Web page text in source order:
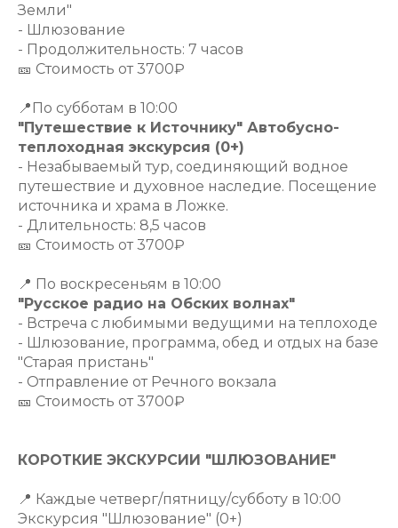
Земли"
- Шлюзование
- Продолжительность: 7 часов
🎫 Стоимость от 3700₽
📍По субботам в 10:00
"Путешествие к Источнику" Автобусно-
теплоходная экскурсия (0+)
- Незабываемый тур, соединяющий водное
путешествие и духовное наследие. Посещение
источника и храма в Ложке.
- Длительность: 8,5 часов
🎫 Стоимость от 3700₽
📍 По воскресеньям в 10:00
"Русское радио на Обских волнах"
- Встреча с любимыми ведущими на теплоходе
- Шлюзование, программа, обед и отдых на базе
"Старая пристань"
- Отправление от Речного вокзала
🎫 Стоимость от 3700₽
КОРОТКИЕ ЭКСКУРСИИ "ШЛЮЗОВАНИЕ"
📍 Каждые четверг/пятницу/субботу в 10:00
Экскурсия "Шлюзование" (0+)